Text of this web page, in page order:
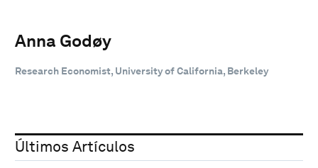
Anna Godøy
Research Economist, University of California, Berkeley
Últimos Artículos